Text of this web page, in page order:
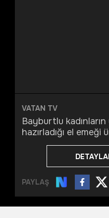
VATAN TV
Bayburtlu
hazırladığı el emeği
PAYLAŞ